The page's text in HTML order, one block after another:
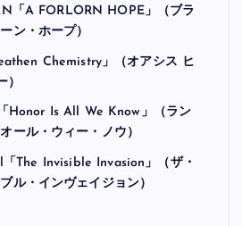
「A FORLORN HOPE」（ブラ
ン・ホープ）
Chemistry」（オアシス ヒ
）
Honor Is All We Know」（ラン
ール・ウィー・ノウ）
The Invisible Invasion」（ザ・
ル・インヴェイジョン）